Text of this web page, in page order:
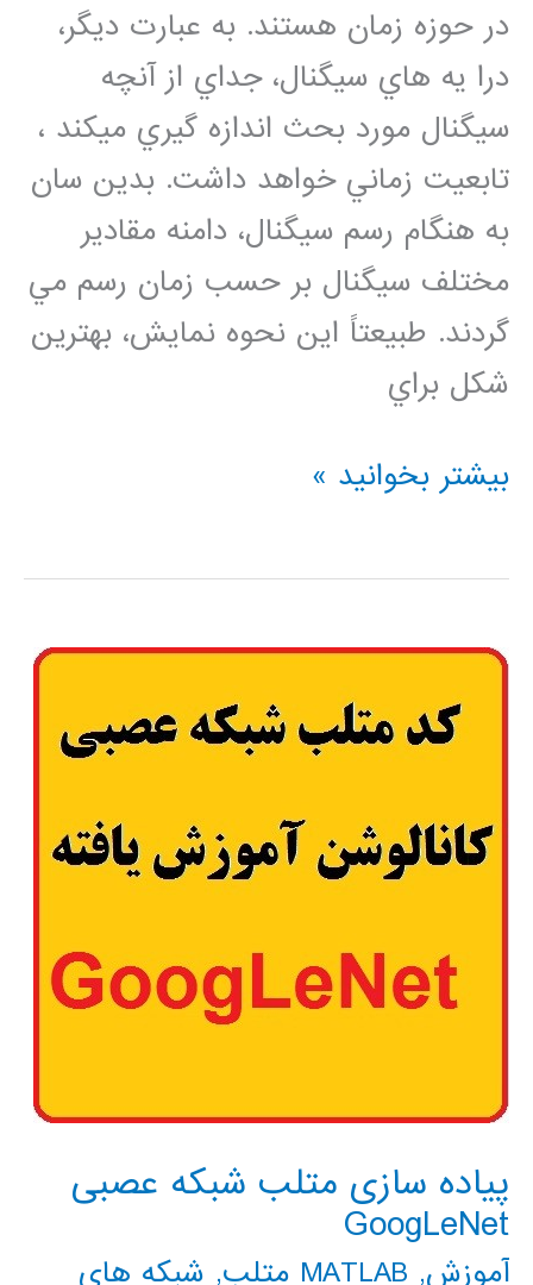
در حوزه زمان هستند. به عبارت ديگر،
درا یه هاي سيگنال، جداي از آنچه
سيگنال مورد بحث اندازه گيري ميكند ،
تابعيت زماني خواهد داشت. بدين سان
به هنگام رسم سيگنال، دامنه مقادير
مختلف سيگنال بر حسب زمان رسم مي
گردند. طبيعتاً اين نحوه نمايش، بهترين
شكل براي
آموزش
پردازش
دیجیتال
بیشتر بخوانید »
پیاده سازی متلب شبکه عصبی
GoogLeNet
آموزش, MATLAB متلب , شبکه های